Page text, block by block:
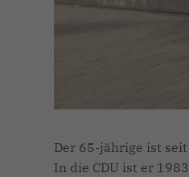
Der 65-jährige ist
In die CDU ist er